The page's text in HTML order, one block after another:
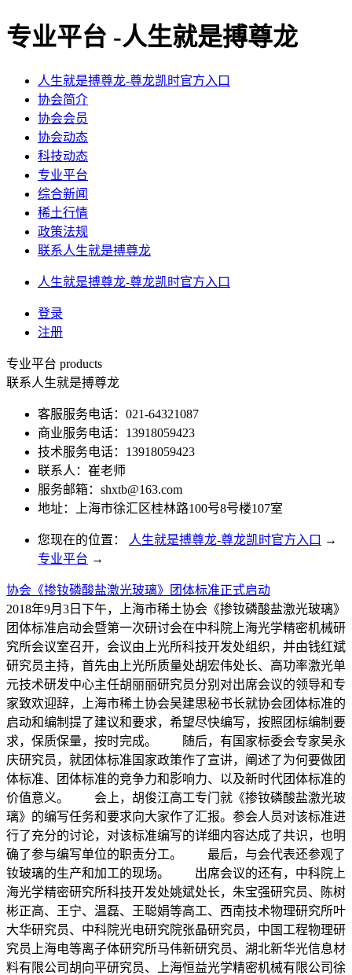
专业平台 -人生就是搏尊龙
人生就是搏尊龙-尊龙凯时官方入口
协会简介
协会会员
协会动态
科技动态
专业平台
综合新闻
稀土行情
政策法规
联系人生就是搏尊龙
人生就是搏尊龙-尊龙凯时官方入口
登录
注册
专业平台 products
联系人生就是搏尊龙
客服服务电话：021-64321087
商业服务电话：13918059423
技术服务电话：13918059423
联系人：崔老师
服务邮箱： shxtb@163.com
地址：上海市徐汇区桂林路100号8号楼107室
您现在的位置： 人生就是搏尊龙-尊龙凯时官方入口 →
专业平台 →
协会《掺钕磷酸盐激光玻璃》团体标准正式启动
2018年9月3日下午，上海市稀土协会《掺钕磷酸盐激光玻璃》
团体标准启动会暨第一次研讨会在中科院上海光学精密机械研
究所会议室召开，会议由上光所科技开发处组织，并由钱红斌
研究员主持，首先由上光所质量处胡宏伟处长、高功率激光单
元技术研发中心主任胡丽丽研究员分别对出席会议的领导和专
家致欢迎辞，上海市稀土协会吴建思秘书长就协会团体标准的
启动和编制提了建议和要求，希望尽快编写，按照团标编制要
求，保质保量，按时完成。 随后，有国家标委会专家吴永
庆研究员，就团体标准国家政策作了宣讲，阐述了为何要做团
体标准、团体标准的竞争力和影响力、以及新时代团体标准的
价值意义。 会上，胡俊江高工专门就《掺钕磷酸盐激光玻
璃》的编写任务和要求向大家作了汇报。参会人员对该标准进
行了充分的讨论，对该标准编写的详细内容达成了共识，也明
确了参与编写单位的职责分工。 最后，与会代表还参观了
钕玻璃的生产和加工的现场。 出席会议的还有，中科院上
海光学精密研究所科技开发处姚斌处长，朱宝强研究员、陈树
彬正高、王宁、温磊、王聪娟等高工、西南技术物理研究所叶
大华研究员、中科院光电研究院张晶研究员，中国工程物理研
究员上海电等离子体研究所马伟新研究员、湖北新华光信息材
料有限公司胡向平研究员、上海恒益光学精密机械有限公司徐